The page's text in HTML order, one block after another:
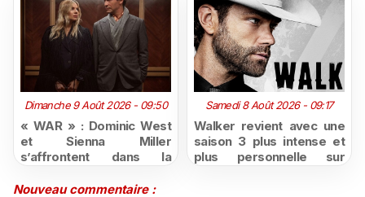
Dimanche 9 Août 2026 - 09:50
« WAR » : Dominic West
et Sienna Miller
s’affrontent dans la
de HBO Max dès le 2
Samedi 8 Août 2026 - 09:17
Walker revient avec une
saison 3 plus intense et
plus personnelle sur
Nouveau commentaire :